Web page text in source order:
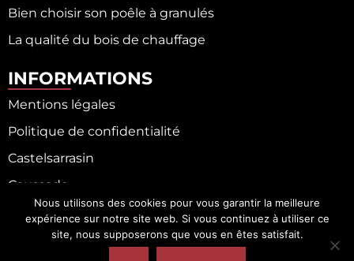
Bien choisir son poêle à granulés
La qualité du bois de chauffage
INFORMATIONS
Mentions légales
Politique de confidentialité
Castelsarrasin
Caussade
Fronton
Moissac
Nous utilisons des cookies pour vous garantir la meilleure
expérience sur notre site web. Si vous continuez à utiliser ce
site, nous supposerons que vous en êtes satisfait.